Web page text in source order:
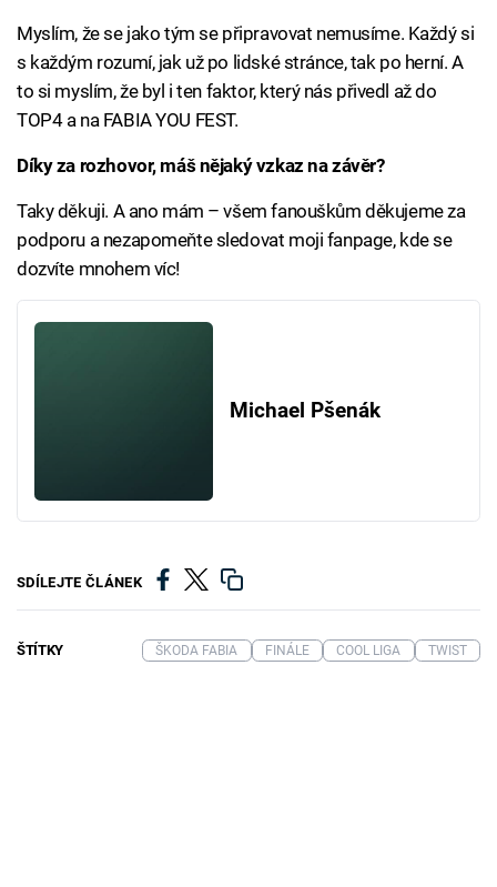
Myslím, že se jako tým se připravovat nemusíme. Každý si
s každým rozumí, jak už po lidské stránce, tak po herní. A
to si myslím, že byl i ten faktor, který nás přivedl až do
TOP4 a na FABIA YOU FEST.
Díky za rozhovor, máš nějaký vzkaz na závěr?
Taky děkuji. A ano mám – všem fanouškům děkujeme za
podporu a nezapomeňte sledovat moji fanpage, kde se
dozvíte mnohem víc!
Michael Pšenák
SDÍLEJTE ČLÁNEK
ŠTÍTKY ŠKODA FABIA FINÁLE COOL LIGA TWIST